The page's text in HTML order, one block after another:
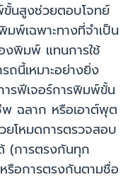
ขั้นสูงช่วยตอบโจทย์
พ์เฉพาะทางที่จำเป็น
องพิมพ์ แทนการใช้
ถนี้เหมาะอย่างยิ่ง
รฟีเจอร์การพิมพ์ขั้น
พ ฉลาก หรือเอาต์พุต
ยโหมดการตรวจสอบ
(การตรงกันทุก
รือการตรงกันตามชื่อ